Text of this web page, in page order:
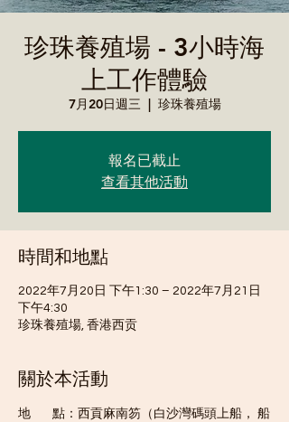
珍珠養殖場 - 3小時海
上工作體驗
7月20日週三
  |
珍珠養殖場
報名已截止
查看其他活動
時間和地點
2022年7月20日 下午1:30 – 2022年7月21日
下午4:30
珍珠養殖場, 香港西贡
關於本活動
地        點：西貢麻南笏（白沙灣碼頭上船， 船